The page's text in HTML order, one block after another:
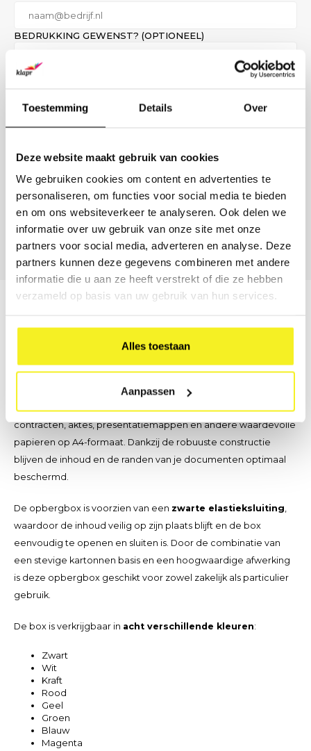
Toestemming Details Over
Deze website maakt gebruik van cookies
We gebruiken cookies om content en advertenties te
personaliseren, om functies voor social media te bieden
en om ons websiteverkeer te analyseren. Ook delen we
informatie over uw gebruik van onze site met onze
partners voor social media, adverteren en analyse. Deze
partners kunnen deze gegevens combineren met andere
informatie die u aan ze heeft verstrekt of die ze hebben
verzameld op basis van uw gebruik van hun services.
Alles toestaan
Aanpassen
BEDRUKKING GEWENST? (OPTIONEEL)
LIEVER DIRECT CONTACT?
Onze B2B-adviseur staat klaar.
— wij denken met u mee over formaat, materiaal en
(0)6 21 69 36 88
info@klapr.nl
Nu bereikbaar · Ma–Vr 09:00 – 17:00
Beschrijving
beschermd met onze stevigeA4 opbergbox. Deze
praktische opbergbox is ideaal voor het bewaren van
losbladige documenten, brochures, folders, tijdschriften,
contracten, aktes, presentatiemappen en andere waardevolle
papieren op A4-formaat. Dankzij de robuuste constructie
blijven de inhoud en de randen van je documenten optimaal
beschermd.
De opbergbox is voorzien van een zwarte elastieksluiting,
waardoor de inhoud veilig op zijn plaats blijft en de box
eenvoudig te openen en sluiten is. Door de combinatie van
een stevige kartonnen basis en een hoogwaardige afwerking
is deze opbergbox geschikt voor zowel zakelijk als particulier
gebruik.
De box is verkrijgbaar in acht verschillende kleuren:
Zwart
Wit
Kraft
Rood
Geel
Groen
Blauw
Magenta